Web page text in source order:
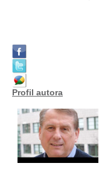
Profil autora